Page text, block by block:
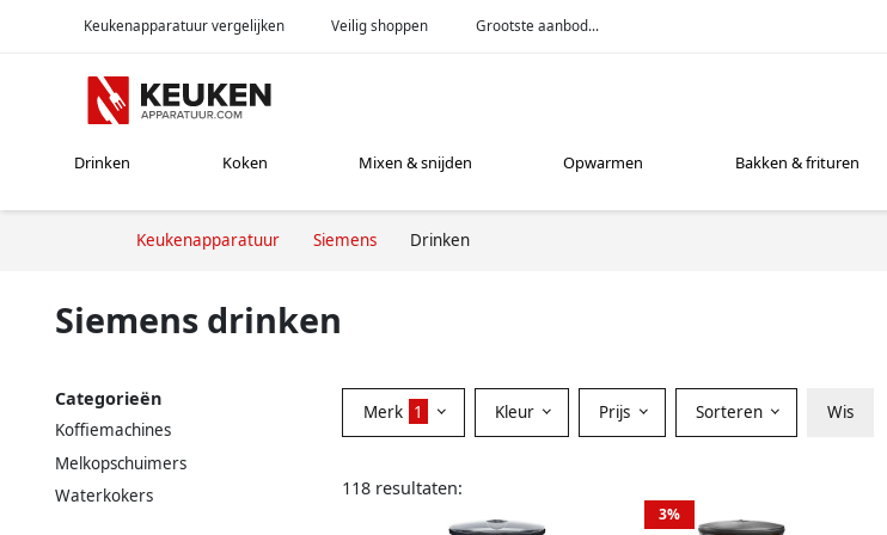
Keukenapparatuur vergelijken Veilig shoppen Grootste aanbod...
Drinken Koken Mixen & snijden Opwarmen Bakken & frituren
Keukenapparatuur Siemens Drinken
Siemens drinken
Categorieën
Koffiemachines
Melkopschuimers
Waterkokers
Merk 1 Kleur Prijs Sorteren Wis
118 resultaten:
3%